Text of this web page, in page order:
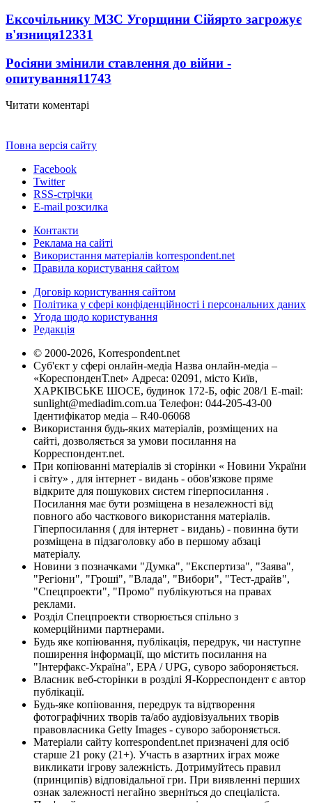
Ексочільнику МЗС Угорщини Сійярто загрожує
в'язниця12331
Росіяни змінили ставлення до війни -
опитування11743
Читати коментарі
Повна версія сайту
Facebook
Twitter
RSS-стрічки
E-mail розсилка
Контакти
Реклама на сайті
Використання матеріалів korrespondent.net
Правила користування сайтом
Договір користування сайтом
Політика у сфері конфіденційності і персональних даних
Угода щодо користування
Редакція
© 2000-2026, Korrespondent.net
Суб'єкт у сфері онлайн-медіа Назва онлайн-медіа –
«КореспонденТ.net» Адреса: 02091, місто Київ,
ХАРКІВСЬКЕ ШОСЕ, будинок 172-Б, офіс 208/1 E-mail:
sunlight@mediadim.com.ua Телефон: 044-205-43-00
Ідентифікатор медіа – R40-06068
Використання будь-яких матеріалів, розміщених на
сайті, дозволяється за умови посилання на
Корреспондент.net.
При копіюванні матеріалів зі сторінки « Новини України
і світу» , для інтернет - видань - обов'язкове пряме
відкрите для пошукових систем гіперпосилання .
Посилання має бути розміщена в незалежності від
повного або часткового використання матеріалів.
Гіперпосилання ( для інтернет - видань) - повинна бути
розміщена в підзаголовку або в першому абзаці
матеріалу.
Новини з позначками "Думка", "Експертиза", "Заява",
"Регіони", "Гроші", "Влада", "Вибори", "Тест-драйв",
"Спецпроекти", "Промо" публікуються на правах
реклами.
Розділ Спецпроекти створюється спільно з
комерційними партнерами.
Будь яке копіювання, публікація, передрук, чи наступне
поширення інформації, що містить посилання на
"Інтерфакс-Україна", EPA / UPG, суворо забороняється.
Власник веб-сторінки в розділі Я-Корреспондент є автор
публікації.
Будь-яке копіювання, передрук та відтворення
фотографічних творів та/або аудіовізуальних творів
правовласника Getty Images - суворо забороняється.
Матеріали сайту korrespondent.net призначені для осіб
старше 21 року (21+). Участь в азартних іграх може
викликати ігрову залежність. Дотримуйтесь правил
(принципів) відповідальної гри. При виявленні перших
ознак залежності негайно зверніться до спеціаліста.